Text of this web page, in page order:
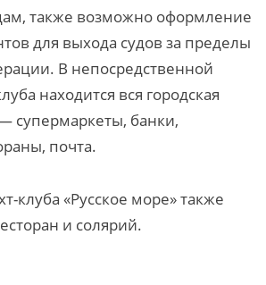
также возможно оформление
для выхода судов за пределы
В непосредственной
находится вся городская
супермаркеты, банки,
почта.
клуба «Русское море» также
и солярий.